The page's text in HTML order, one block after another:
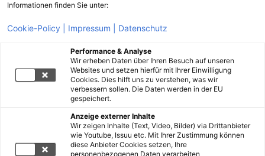
Informationen finden Sie unter:
Cookie-Policy | Impressum | Datenschutz
Performance & Analyse
Wir erheben Daten über Ihren Besuch auf unseren
Websites und setzen hierfür mit Ihrer Einwilligung
Cookies. Dies hilft uns zu verstehen, was wir
verbessern sollen. Die Daten werden in der EU
gespeichert.
Anzeige externer Inhalte
Wir zeigen Inhalte (Text, Video, Bilder) via Drittanbieter
wie Youtube, Issuu etc. Mit Ihrer Zustimmung können
diese Anbieter Cookies setzen, Ihre
personenbezogenen Daten verarbeiten